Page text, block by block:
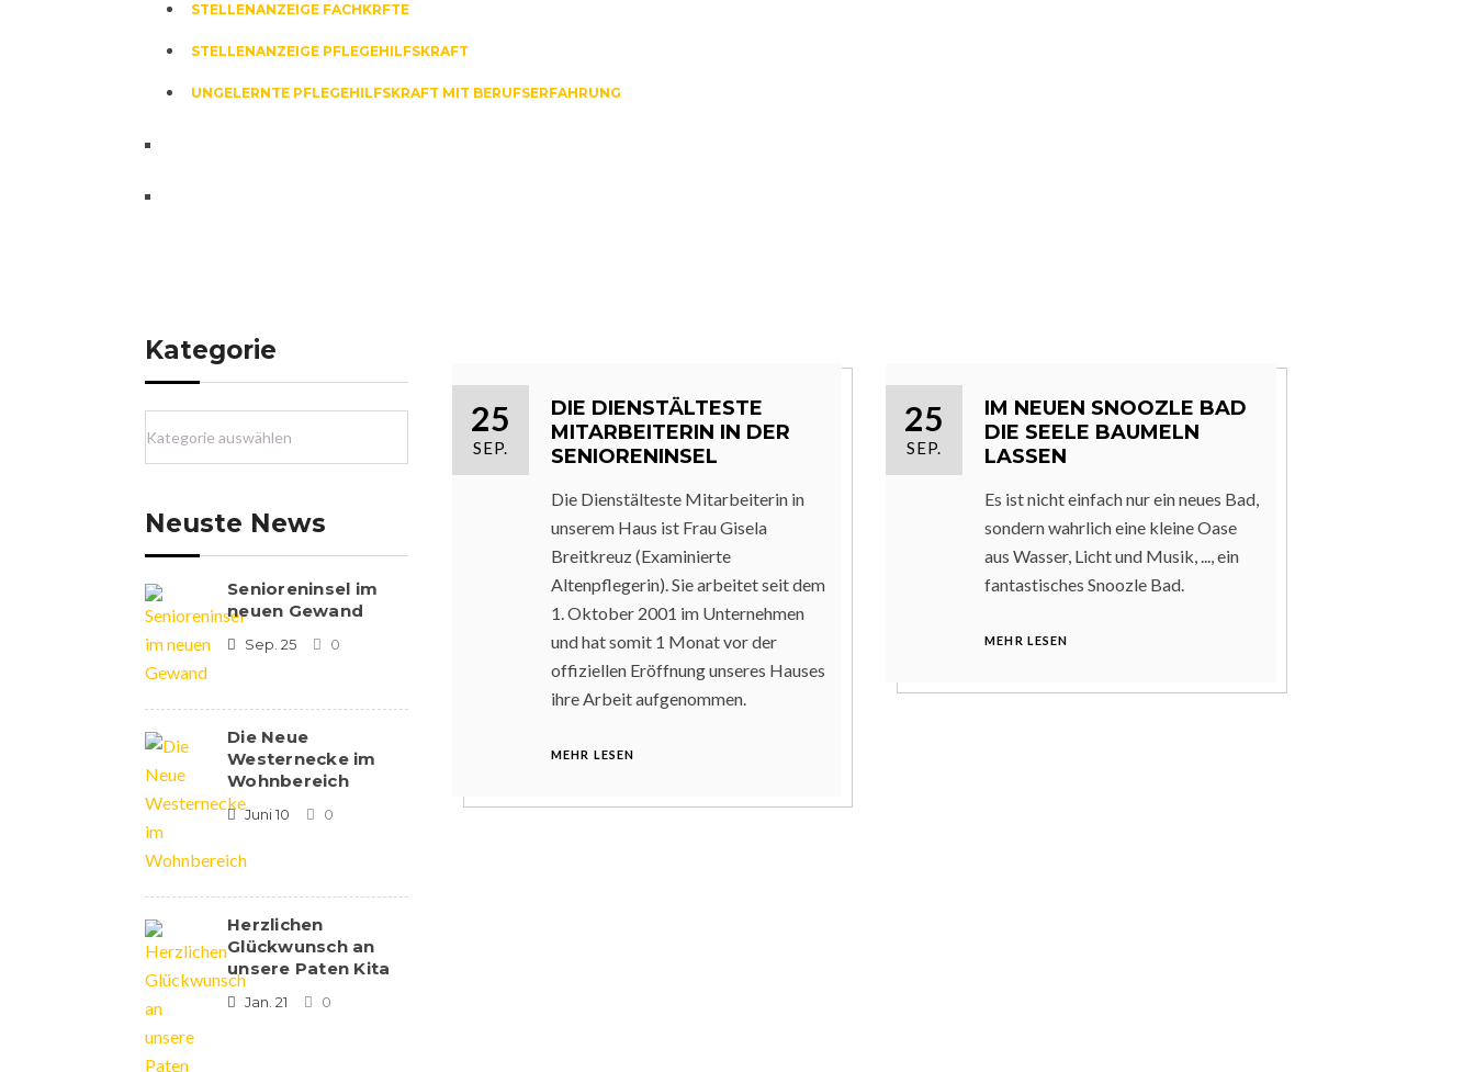
STELLENANZEIGE FACHKRFTE
STELLENANZEIGE PFLEGEHILFSKRAFT
UNGELERNTE PFLEGEHILFSKRAFT MIT BERUFSERFAHRUNG
Kategorie
Neuste News
Senioreninsel im
neuen Gewand
Sep. 25 0
Die Neue
Westernecke im
Wohnbereich
Juni 10 0
Herzlichen
Glückwunsch an
unsere Paten Kita
Jan. 21 0
25
SEP.
DIE DIENSTÄLTESTE
MITARBEITERIN IN DER
SENIORENINSEL
Die Dienstälteste Mitarbeiterin in
unserem Haus ist Frau Gisela
Breitkreuz (Examinierte
Altenpflegerin). Sie arbeitet seit dem
1. Oktober 2001 im Unternehmen
und hat somit 1 Monat vor der
offiziellen Eröffnung unseres Hauses
ihre Arbeit aufgenommen.
MEHR LESEN
25
SEP.
IM NEUEN SNOOZLE BAD
DIE SEELE BAUMELN
LASSEN
Es ist nicht einfach nur ein neues Bad,
sondern wahrlich eine kleine Oase
aus Wasser, Licht und Musik, ..., ein
fantastisches Snoozle Bad.
MEHR LESEN